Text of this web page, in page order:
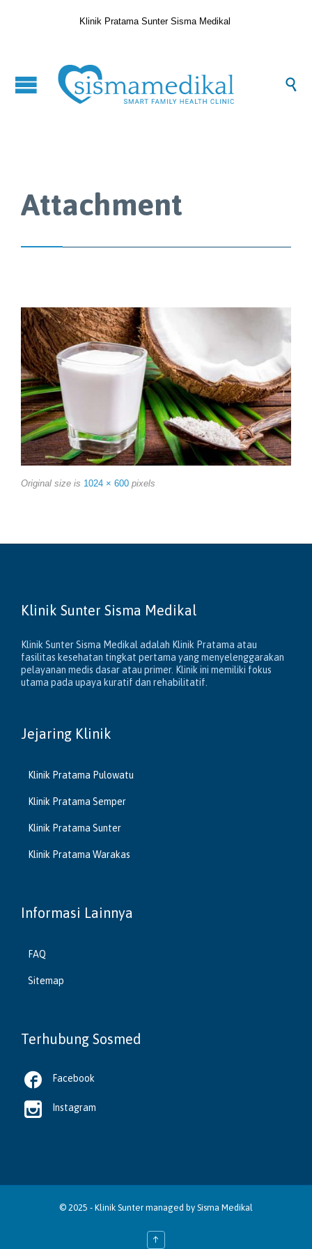
Klinik Pratama Sunter Sisma Medikal

Attachment
Original size is 1024 × 600 pixels
Klinik Sunter Sisma Medikal
Klinik Sunter Sisma Medikal adalah Klinik Pratama atau
fasilitas kesehatan tingkat pertama yang menyelenggarakan
pelayanan medis dasar atau primer. Klinik ini memiliki fokus
utama pada upaya kuratif dan rehabilitatif.
Jejaring Klinik
Klinik Pratama Pulowatu
Klinik Pratama Semper
Klinik Pratama Sunter
Klinik Pratama Warakas
Informasi Lainnya
FAQ
Sitemap
Terhubung Sosmed
 Facebook
 Instagram
© 2025 - Klinik Suntermanaged by Sisma Medikal
↑